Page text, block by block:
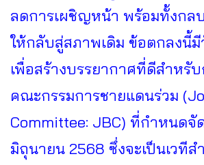
ลดการเผชิญหน้า พร้อมทั้งกล
ให้กลับสู่สภาพเดิม ข้อตกลงนี้
เพื่อสร้างบรรยากาศที่ดีสำหรั
คณะกรรมการชายแดนร่วม
Committee: JBC) ที่กำหนดจั
มิถุนายน 2568 ซึ่งจะเป็นเวที